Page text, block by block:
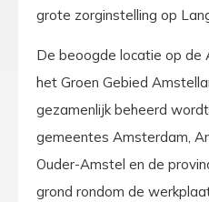
grote zorginstelling op
De beoogde locatie op de
het Groen Gebied
gezamenlijk beheerd
gemeentes Amsterdam,
Ouder-Amstel en de
grond rondom de